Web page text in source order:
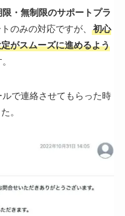
限・無制限のサポートプラ
のみの対応ですが、
初心
がスムーズに進めるよう
で連絡させてもらった時
。